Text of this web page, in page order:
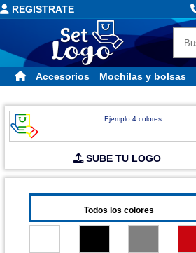
REGISTRATE
Accesorios Mochilas y bolsas
Ejemplo 4 colores
SUBE TU LOGO
Todos los colores